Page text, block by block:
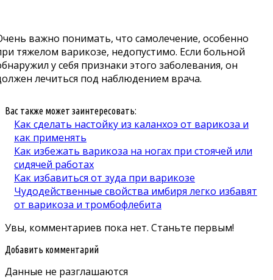
важно понимать, что самолечение, особенно
тяжелом варикозе, недопустимо. Если больной
у себя признаки этого заболевания, он
лечиться под наблюдением врача.
Вас также может заинтересовать:
Как сделать настойку из каланхоэ от варикоза и
как применять
Как избежать варикоза на ногах при стоячей или
сидячей работах
Как избавиться от зуда при варикозе
Чудодейственные свойства имбиря легко избавят
от варикоза и тромбофлебита
Увы, комментариев пока нет. Станьте первым!
Добавить комментарий
Данные не разглашаются